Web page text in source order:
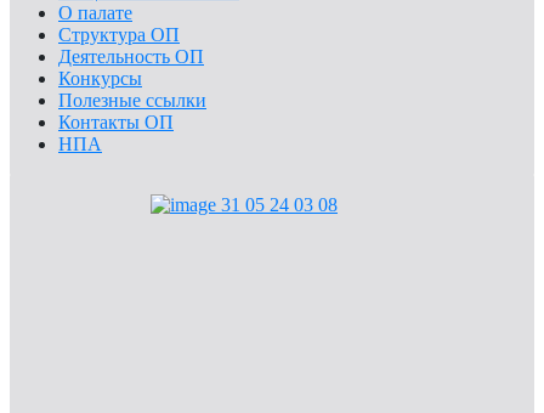
О палате
Структура ОП
Деятельность ОП
Конкурсы
Полезные ссылки
Контакты ОП
НПА